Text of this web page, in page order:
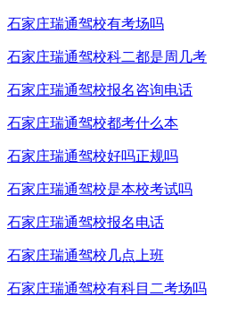
石家庄瑞通驾校有考场吗
石家庄瑞通驾校科二都是周几考
石家庄瑞通驾校报名咨询电话
石家庄瑞通驾校都考什么本
石家庄瑞通驾校好吗正规吗
石家庄瑞通驾校是本校考试吗
石家庄瑞通驾校报名电话
石家庄瑞通驾校几点上班
石家庄瑞通驾校有科目二考场吗